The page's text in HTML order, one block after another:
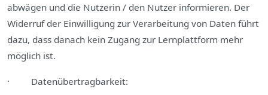
abwägen und die Nutzerin / den Nutzer informieren. Der
Widerruf der Einwilligung zur Verarbeitung von Daten führt
dazu, dass danach kein Zugang zur Lernplattform mehr
möglich ist.
· Datenübertragbarkeit: